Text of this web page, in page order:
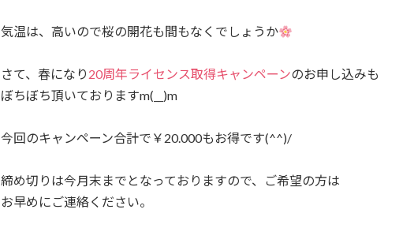
気温は、高いので桜の開花も間もなくでしょうか
さて、春になり 20周年ライセンス取得キャンペーンのお申し込みも
ぼちぼち頂いておりますm(__)m
今回のキャンペーン合計で￥20.000もお得です(^^)/
締め切りは今月末までとなっておりますので、ご希望の方は
お早めにご連絡ください。